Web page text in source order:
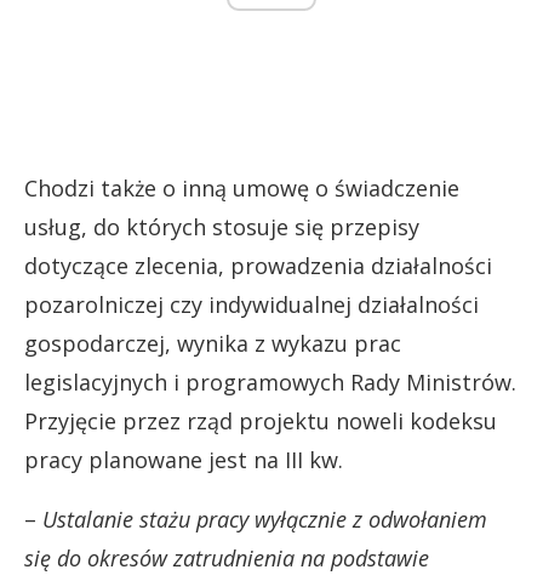
Chodzi także o inną umowę o świadczenie
usług, do których stosuje się przepisy
dotyczące zlecenia, prowadzenia działalności
pozarolniczej czy indywidualnej działalności
gospodarczej, wynika z wykazu prac
legislacyjnych i programowych Rady Ministrów.
Przyjęcie przez rząd projektu noweli kodeksu
pracy planowane jest na III kw.
– Ustalanie stażu pracy wyłącznie z odwołaniem
się do okresów zatrudnienia na podstawie